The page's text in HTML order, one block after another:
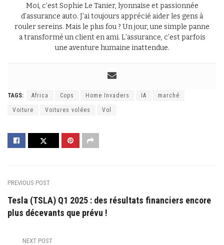
Moi, c’est Sophie Le Tanier, lyonnaise et passionnée
d’assurance auto. J’ai toujours apprécié aider les gens à
rouler sereins. Mais le plus fou ? Un jour, une simple panne
a transformé un client en ami. L’assurance, c’est parfois
une aventure humaine inattendue.
TAGS: Africa Cops Home Invaders IA marché
Voiture Voitures volées Vol
PREVIOUS POST
Tesla (TSLA) Q1 2025 : des résultats financiers encore
plus décevants que prévu !
NEXT POST